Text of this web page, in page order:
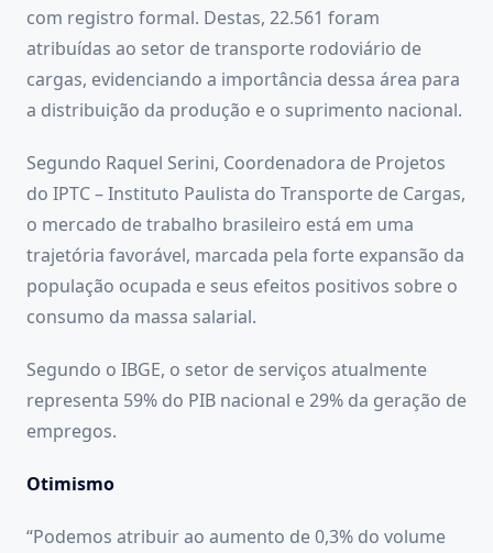
com registro formal. Destas, 22.561 foram
atribuídas ao setor de transporte rodoviário de
cargas, evidenciando a importância dessa área para
a distribuição da produção e o suprimento nacional.
Segundo Raquel Serini, Coordenadora de Projetos
do IPTC – Instituto Paulista do Transporte de Cargas,
o mercado de trabalho brasileiro está em uma
trajetória favorável, marcada pela forte expansão da
população ocupada e seus efeitos positivos sobre o
consumo da massa salarial.
Segundo o IBGE, o setor de serviços atualmente
representa 59% do PIB nacional e 29% da geração de
empregos.
Otimismo
“Podemos atribuir ao aumento de 0,3% do volume